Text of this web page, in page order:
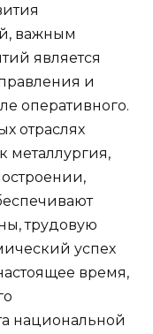
важным
является
и
оперативного.
отраслях
металлургия,
трудовую
успех
время,
национальной